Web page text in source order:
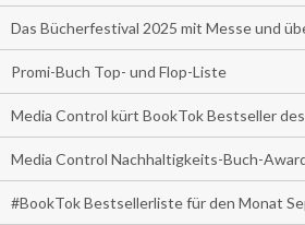
Das Bücherfestival 2025 mit Messe und
Promi-Buch Top- und Flop-Liste
Media Control kürt BookTok Bestseller
Media Control Nachhaltigkeits-Buch-
#BookTok Bestsellerliste für den Monat